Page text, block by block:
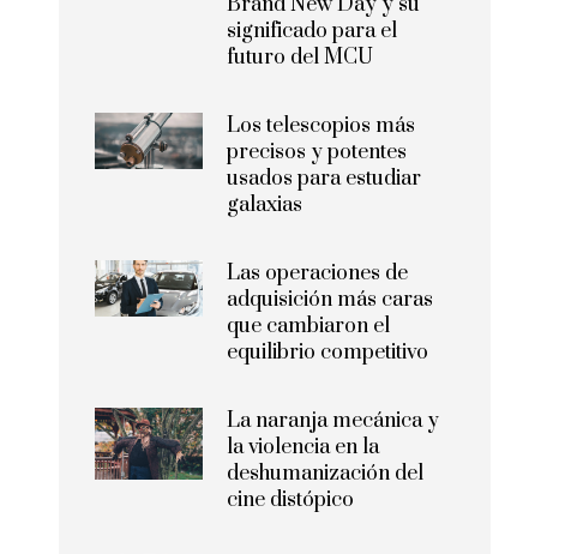
significado para el
futuro del MCU
Los telescopios más
precisos y potentes
usados para estudiar
galaxias
Las operaciones de
adquisición más caras
que cambiaron el
equilibrio competitivo
La naranja mecánica y
la violencia en la
deshumanización del
cine distópico